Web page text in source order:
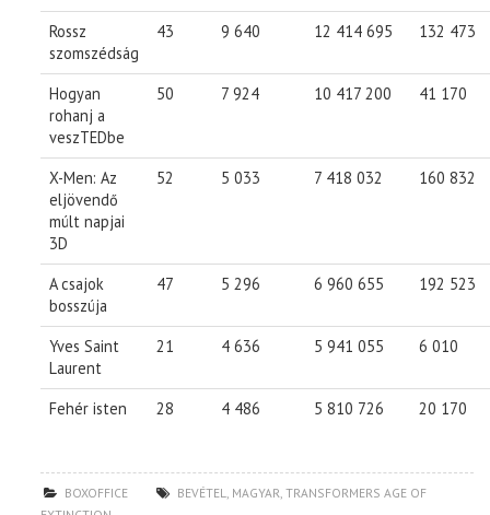
Rossz
szomszédság
43 9 640 12 414 695 132 473
Hogyan
rohanj a
veszTEDbe
50 7 924 10 417 200 41 170
X-Men: Az
eljövendő
múlt napjai
3D
52 5 033 7 418 032 160 832
A csajok
bosszúja
47 5 296 6 960 655 192 523
Yves Saint
Laurent
21 4 636 5 941 055 6 010
Fehér isten 28 4 486 5 810 726 20 170
BOXOFFICE BEVÉTEL, MAGYAR,TRANSFORMERS AGE OF